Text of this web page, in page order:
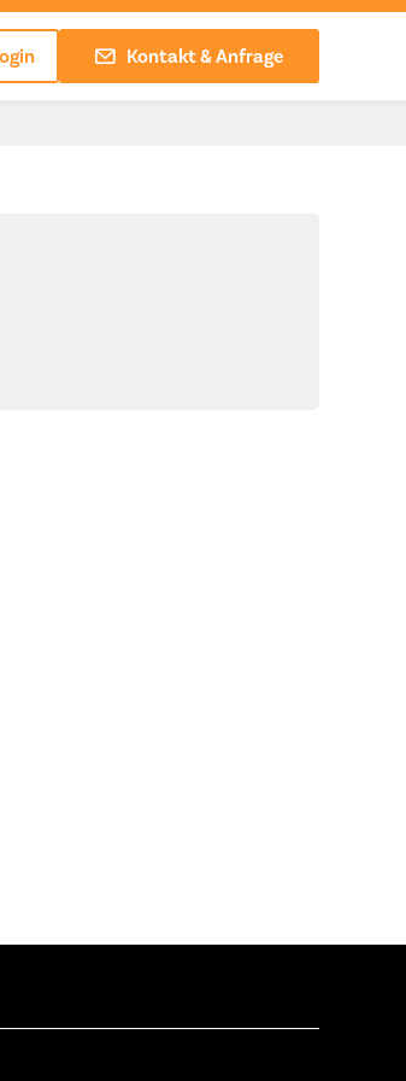
Kontakt & Anfrage